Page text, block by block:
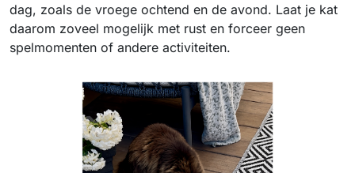
dag, zoals de vroege ochtend en de avond. Laat je kat
daarom zoveel mogelijk met rust en forceer geen
spelmomenten of andere activiteiten.